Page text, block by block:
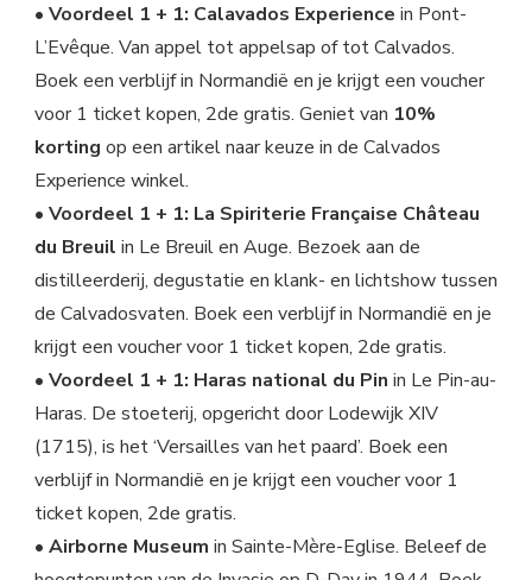
• Voordeel 1 + 1: Calavados Experience in Pont-
L’Evêque. Van appel tot appelsap of tot Calvados.
Boek een verblijf in Normandië en je krijgt een voucher
voor 1 ticket kopen, 2de gratis. Geniet van 10%
korting op een artikel naar keuze in de Calvados
Experience winkel.
• Voordeel 1 + 1: La Spiriterie Française Château
du Breuil in Le Breuil en Auge. Bezoek aan de
distilleerderij, degustatie en klank- en lichtshow tussen
de Calvadosvaten. Boek een verblijf in Normandië en je
krijgt een voucher voor 1 ticket kopen, 2de gratis.
• Voordeel 1 + 1: Haras national du Pin in Le Pin-au-
Haras. De stoeterij, opgericht door Lodewijk XIV
(1715), is het ‘Versailles van het paard’. Boek een
verblijf in Normandië en je krijgt een voucher voor 1
ticket kopen, 2de gratis.
• Airborne Museum in Sainte-Mère-Eglise. Beleef de